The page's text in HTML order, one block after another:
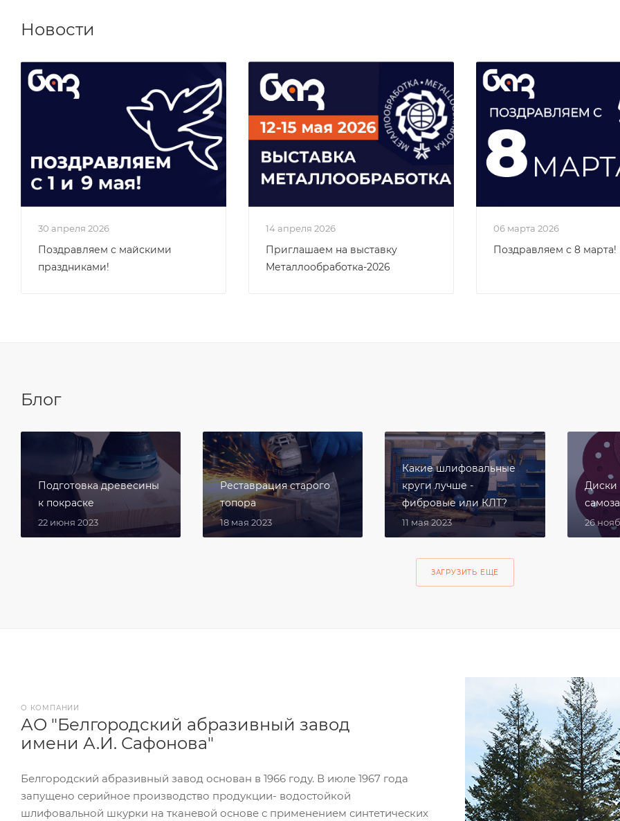
Новости
30 апреля 2026
Поздравляем с майскими
праздниками!
14 апреля 2026
Приглашаем на выставку
Металлообработка-2026
06 марта 2026
Поздравляем с 8 марта!
Блог
22 июня 2023
Подготовка древесины
к покраске
18 мая 2023
Реставрация старого
топора
11 мая 2023
Какие шлифовальные
круги лучше -
фибровые или КЛТ?
26
ЗАГРУЗИТЬ ЕЩЕ
О КОМПАНИИ
АО "Белгородский абразивный завод
имени А.И. Сафонова"
Белгородский абразивный завод основан в 1966 году. В июле 1967 года
запущено серийное производство продукции- водостойкой
шлифовальной шкурки на тканевой основе с применением синтетических